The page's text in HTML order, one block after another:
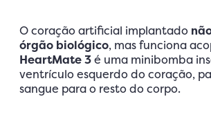
O coração artificial implantado
órgão biológico, mas funciona
HeartMate 3é uma minibomba
ventrículo esquerdo do coração,
sangue para o resto do corpo.